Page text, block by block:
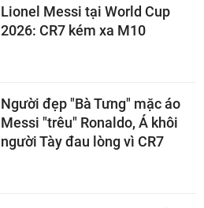
Lionel Messi tại World Cup
2026: CR7 kém xa M10
Người đẹp "Bà Tưng" mặc áo
Messi "trêu" Ronaldo, Á khôi
người Tày đau lòng vì CR7